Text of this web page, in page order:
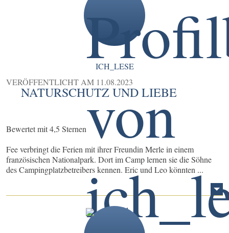
ICH_LESE
VERÖFFENTLICHT AM 11.08.2023
NATURSCHUTZ UND LIEBE
Bewertet mit 4,5 Sternen
Fee verbringt die Ferien mit ihrer Freundin Merle in einem
französischen Nationalpark. Dort im Camp lernen sie die Söhne
des Campingplatzbetreibers kennen. Eric und Leo könnten ...